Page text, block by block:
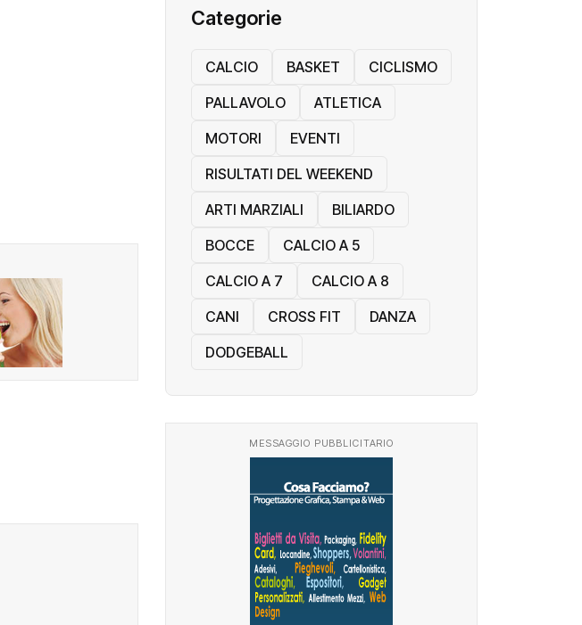
Categorie
CALCIO BASKET
CICLISMO
PALLAVOLO
ATLETICA
MOTORI
EVENTI
RISULTATI DEL WEEKEND
ARTI MARZIALI
BILIARDO
BOCCE
CALCIO A 5
CALCIO A 7
CALCIO A 8
CANI
CROSS FIT
DANZA
DODGEBALL
MESSAGGIO PUBBLICITARIO